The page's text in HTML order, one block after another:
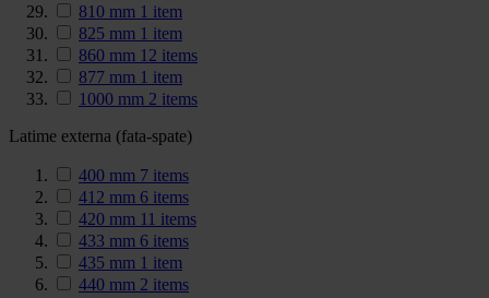
810 mm 1 item
825 mm 1 item
860 mm 12 items
877 mm 1 item
1000 mm 2 items
Latime externa (fata-spate)
400 mm 7 items
412 mm 6 items
420 mm 11 items
433 mm 6 items
435 mm 1 item
440 mm 2 items